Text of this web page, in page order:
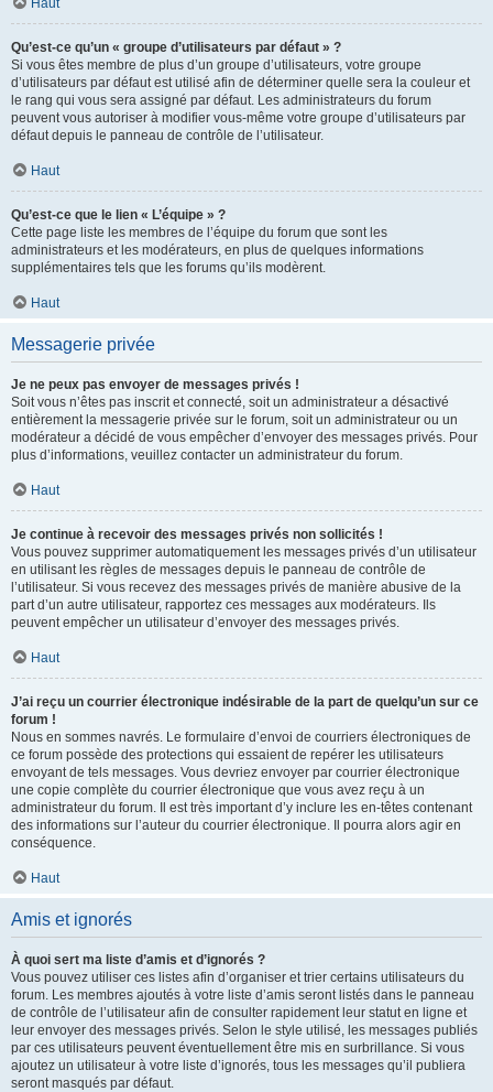
Haut
Qu’est-ce qu’un « groupe d’utilisateurs par défaut » ?
Si vous êtes membre de plus d’un groupe d’utilisateurs, votre groupe
d’utilisateurs par défaut est utilisé afin de déterminer quelle sera la couleur et
le rang qui vous sera assigné par défaut. Les administrateurs du forum
peuvent vous autoriser à modifier vous-même votre groupe d’utilisateurs par
défaut depuis le panneau de contrôle de l’utilisateur.
Haut
Qu’est-ce que le lien « L’équipe » ?
Cette page liste les membres de l’équipe du forum que sont les
administrateurs et les modérateurs, en plus de quelques informations
supplémentaires tels que les forums qu’ils modèrent.
Haut
Messagerie privée
Je ne peux pas envoyer de messages privés !
Soit vous n’êtes pas inscrit et connecté, soit un administrateur a désactivé
entièrement la messagerie privée sur le forum, soit un administrateur ou un
modérateur a décidé de vous empêcher d’envoyer des messages privés. Pour
plus d’informations, veuillez contacter un administrateur du forum.
Haut
Je continue à recevoir des messages privés non sollicités !
Vous pouvez supprimer automatiquement les messages privés d’un utilisateur
en utilisant les règles de messages depuis le panneau de contrôle de
l’utilisateur. Si vous recevez des messages privés de manière abusive de la
part d’un autre utilisateur, rapportez ces messages aux modérateurs. Ils
peuvent empêcher un utilisateur d’envoyer des messages privés.
Haut
J’ai reçu un courrier électronique indésirable de la part de quelqu’un sur ce
forum !
Nous en sommes navrés. Le formulaire d’envoi de courriers électroniques de
ce forum possède des protections qui essaient de repérer les utilisateurs
envoyant de tels messages. Vous devriez envoyer par courrier électronique
une copie complète du courrier électronique que vous avez reçu à un
administrateur du forum. Il est très important d’y inclure les en-têtes contenant
des informations sur l’auteur du courrier électronique. Il pourra alors agir en
conséquence.
Haut
Amis et ignorés
À quoi sert ma liste d’amis et d’ignorés ?
Vous pouvez utiliser ces listes afin d’organiser et trier certains utilisateurs du
forum. Les membres ajoutés à votre liste d’amis seront listés dans le panneau
de contrôle de l’utilisateur afin de consulter rapidement leur statut en ligne et
leur envoyer des messages privés. Selon le style utilisé, les messages publiés
par ces utilisateurs peuvent éventuellement être mis en surbrillance. Si vous
ajoutez un utilisateur à votre liste d’ignorés, tous les messages qu’il publiera
seront masqués par défaut.